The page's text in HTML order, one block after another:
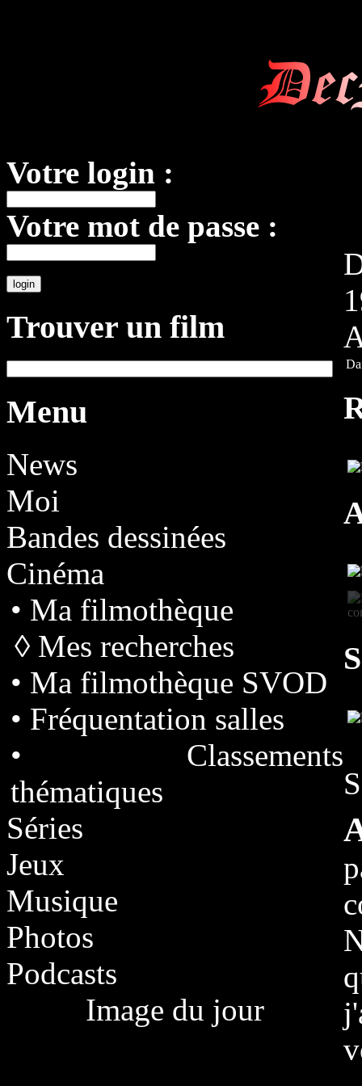
Votre login :
Votre mot de passe :
Trouver un film
Menu
News
Moi
Bandes dessinées
Cinéma
• Ma filmothèque
◊ Mes recherches
• Ma filmothèque SVOD
• Fréquentation salles
• Classements
thématiques
Séries
Jeux
Musique
Photos
Podcasts
Image du jour